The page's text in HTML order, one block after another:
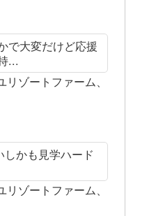
で大変だけど応援
...
リゾートファーム、
かも見学ハード
リゾートファーム、